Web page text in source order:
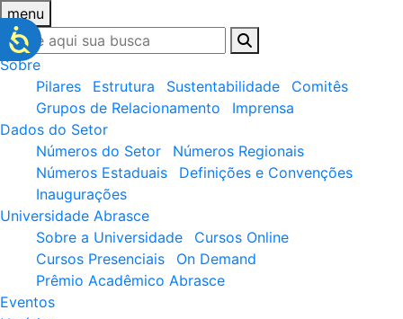
menu
Sobre
Pilares
Estrutura Sustentabilidade
Comitês
Grupos de Relacionamento
Imprensa
Dados do Setor
Números do Setor
Números Regionais
Números Estaduais
Definições e Convenções
Inaugurações
Universidade Abrasce
Sobre a Universidade
Cursos Online
Cursos Presenciais
On Demand
Prêmio Acadêmico Abrasce
Eventos